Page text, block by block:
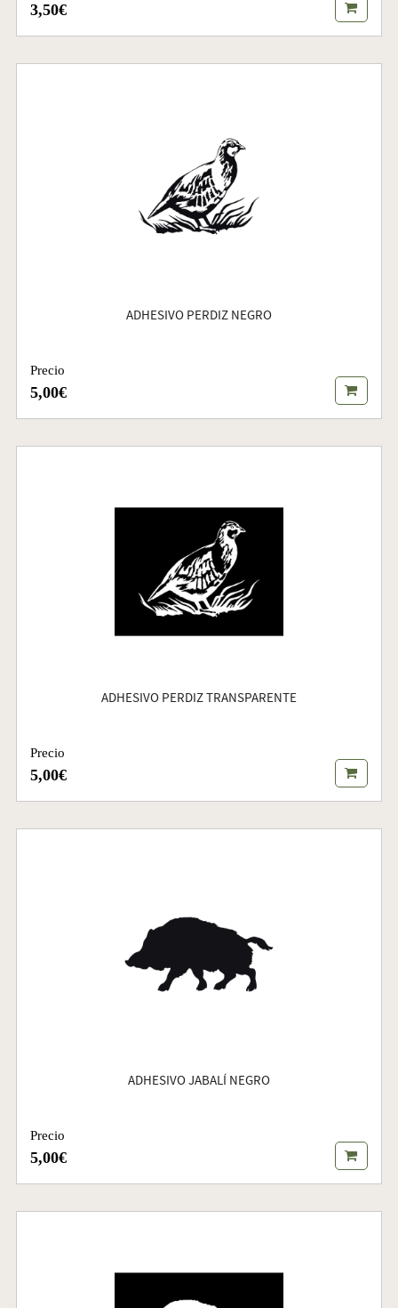
3,50€
ADHESIVO PERDIZ NEGRO
Precio
5,00€
ADHESIVO PERDIZ TRANSPARENTE
Precio
5,00€
ADHESIVO JABALÍ NEGRO
Precio
5,00€